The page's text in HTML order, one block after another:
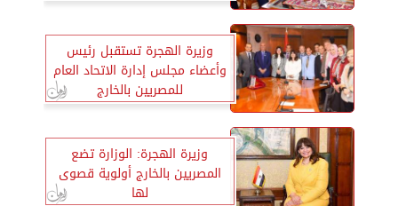
وزيرة الهجرة تستقبل رئيس
وأعضاء مجلس إدارة الاتحاد العام
للمصريين بالخارج
وزيرة الهجرة: الوزارة تضع
المصريين بالخارج أولوية قصوى
لها